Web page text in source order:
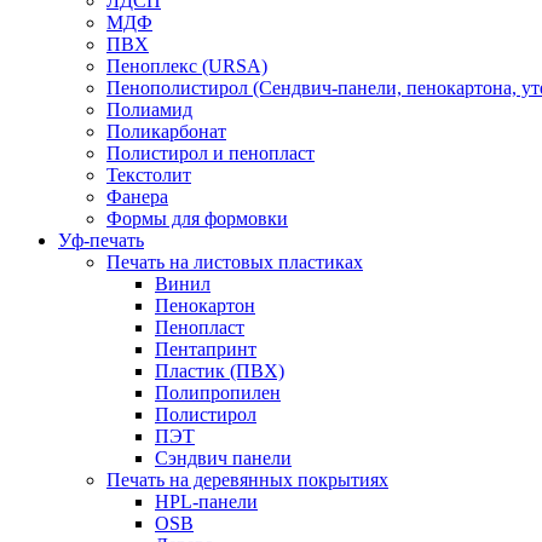
МДФ
ПВХ
Пеноплекс (URSA)
Пенополистирол (Сендвич-панели, пенокартона,
Полиамид
Поликарбонат
Полистирол и пенопласт
Текстолит
Фанера
Формы для формовки
Уф-печать
Печать на листовых пластиках
Винил
Пенокартон
Пенопласт
Пентапринт
Пластик (ПВХ)
Полипропилен
Полистирол
ПЭТ
Сэндвич панели
Печать на деревянных покрытиях
HPL-панели
OSB